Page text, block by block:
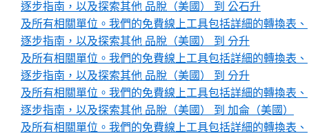
逐步指南，以及探索其他 品脫（美國） 到 公石升
及所有相關單位。我們的免費線上工具包括詳細的轉換表、
逐步指南，以及探索其他 品脫（美國） 到 分升
及所有相關單位。我們的免費線上工具包括詳細的轉換表、
逐步指南，以及探索其他 品脫（美國） 到 分升
及所有相關單位。我們的免費線上工具包括詳細的轉換表、
逐步指南，以及探索其他 品脫（美國） 到 加侖（美國）
及所有相關單位。我們的免費線上工具包括詳細的轉換表、